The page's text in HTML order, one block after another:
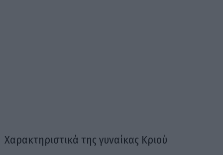
Χαρακτηριστικά της γυναίκας Κριού